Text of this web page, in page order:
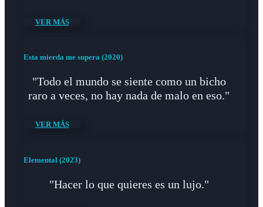
VER MÁS
Esta mierda me supera (2020)
"Todo el mundo se siente como un bicho
raro a veces, no hay nada de malo en eso."
VER MÁS
Elemental (2023)
"Hacer lo que quieres es un lujo."